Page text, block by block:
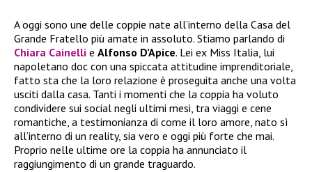
A oggi sono une delle coppie nate all’interno della Casa del
Grande Fratello più amate in assoluto. Stiamo parlando di
Chiara Cainelli e Alfonso D’Apice. Lei ex Miss Italia, lui
napoletano doc con una spiccata attitudine imprenditoriale,
fatto sta che la loro relazione è proseguita anche una volta
usciti dalla casa. Tanti i momenti che la coppia ha voluto
condividere sui social negli ultimi mesi, tra viaggi e cene
romantiche, a testimonianza di come il loro amore, nato sì
all’interno di un reality, sia vero e oggi più forte che mai.
Proprio nelle ultime ore la coppia ha annunciato il
raggiungimento di un grande traguardo.